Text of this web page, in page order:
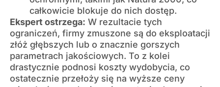
całkowicie blokuje do nich dostęp.
Ekspert ostrzega: W rezultacie tych
ograniczeń, firmy zmuszone są do eksploatacji
złóż głębszych lub o znacznie gorszych
parametrach jakościowych. To z kolei
drastycznie podnosi koszty wydobycia, co
ostatecznie przełoży się na wyższe ceny